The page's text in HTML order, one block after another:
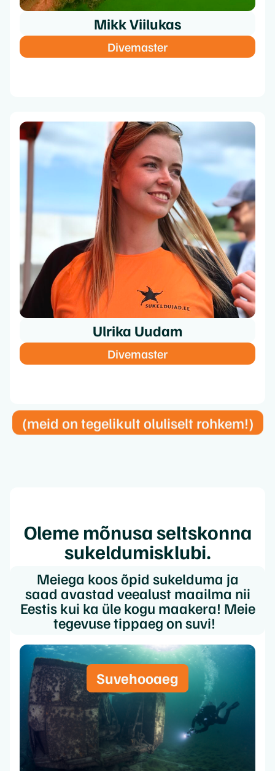
Mikk Viilukas
Divemaster
Ulrika Uudam
Divemaster
(meid on tegelikult oluliselt rohkem!)
Oleme mõnusa seltskonna
sukeldumisklubi.
Meiega koos õpid sukelduma ja
saad avastad veealust maailma nii
Eestis kui ka üle kogu maakera! Meie
tegevuse tippaeg on suvi!
Suvehooaeg